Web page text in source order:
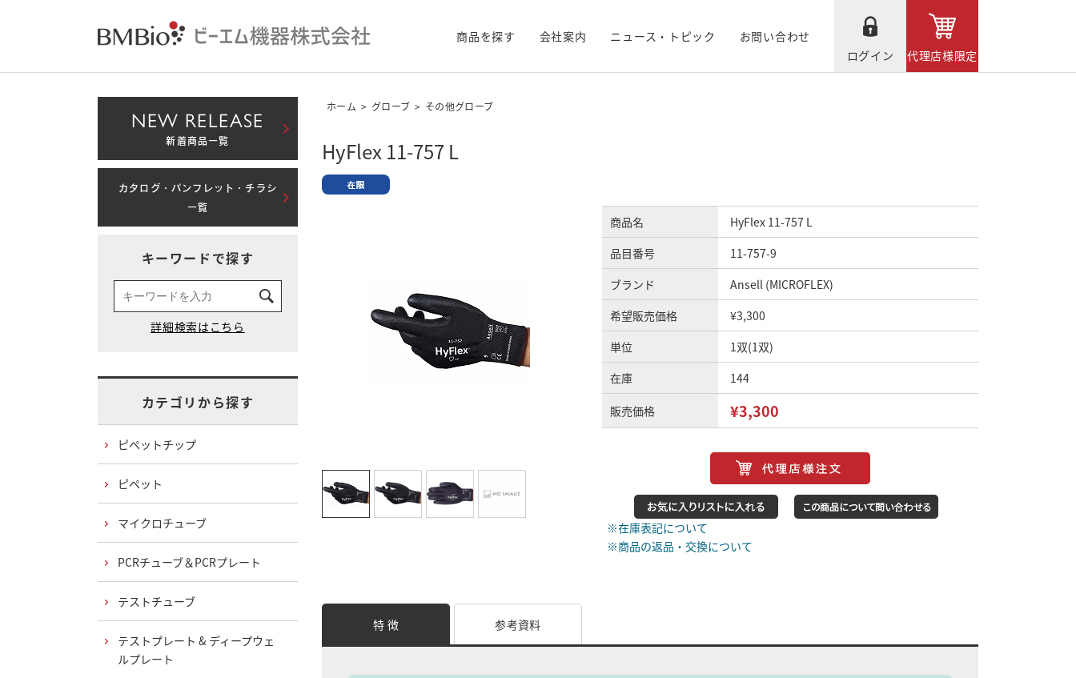
商品を探す 会社案内 ニュース・トピック
お問い合わせ
ログイン
代理店様限定
ホーム > グローブ > その他グローブ
HyFlex 11-757 L
商品名
HyFlex 11-757 L
品目番号
11-757-9
ブランド
Ansell (MICROFLEX)
希望販売価格
¥3,300
単位
1双(1双)
在庫
144
販売価格 ¥3,300
※在庫表記について
※商品の返品・交換について
特 徴 参考資料
NEW RELEASE
新着商品一覧
カタログ・パンフレット・チラシ
一覧
キーワードで探す
カテゴリから探す
ピペットチップ
ピペット
マイクロチューブ
PCRチューブ＆PCRプレート
テストチューブ
テストプレート & ディープウェ
ルプレート